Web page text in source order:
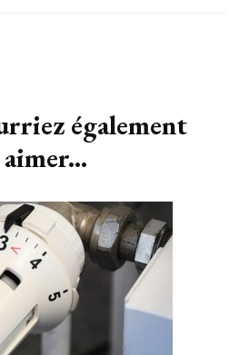
également
aimer...